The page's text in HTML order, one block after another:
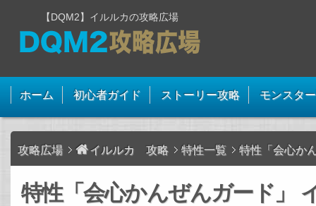
【DQM2】イルルカの攻略広場
ホーム 初心者ガイド ストーリー攻略 モンスタ
攻略広場 イルルカ 攻略 特性一覧 特性「会心か
特性「会心かんぜんガード」